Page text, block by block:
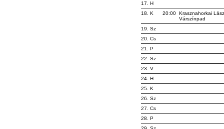
17. H
18. K
20:00 Krasznahorkai
Várszínpad
19. Sz
20. Cs
21. P
22. Sz
23. V
24. H
25. K
26. Sz
27. Cs
28. P